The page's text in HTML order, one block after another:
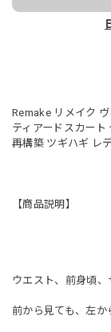
Remake リメイク
ティアードスカート
再構築 ツギハギ レ
【商品説明】
ウエスト、前身頃
前から見ても、左か